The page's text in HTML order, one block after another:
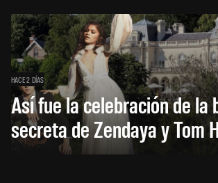
HACE 2 DÍAS
Así fue la celebración de la
secreta de Zendaya y Tom